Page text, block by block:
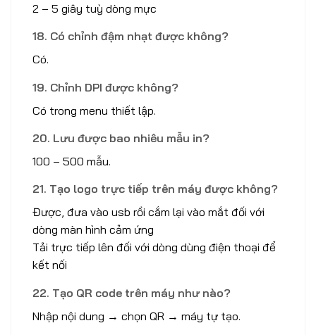
2 – 5 giây tuỳ dòng mực
18. Có chỉnh đậm nhạt được không?
Có.
19. Chỉnh DPI được không?
Có trong menu thiết lập.
20. Lưu được bao nhiêu mẫu in?
100 – 500 mẫu.
21. Tạo logo trực tiếp trên máy được không?
Được, đưa vào usb rồi cắm lại vào mắt đối với
dòng màn hình cảm ứng
Tải trực tiếp lên đối với dòng dùng điện thoại để
kết nối
22. Tạo QR code trên máy như nào?
Nhập nội dung → chọn QR → máy tự tạo.